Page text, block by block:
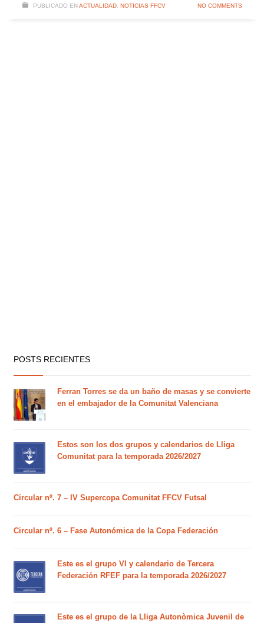
PUBLICADO EN ACTUALIDAD, NOTICIAS FFCV NO COMMENTS
POSTS RECIENTES
Ferran Torres se da un baño de masas y se convierte
en el embajador de la Comunitat Valenciana
Estos son los dos grupos y calendarios de Lliga
Comunitat para la temporada 2026/2027
Circular nº. 7 – IV Supercopa Comunitat FFCV Futsal
Circular nº. 6 – Fase Autonómica de la Copa Federación
Este es el grupo VI y calendario de Tercera
Federación RFEF para la temporada 2026/2027
Este es el grupo de la Lliga Autonòmica Juvenil de